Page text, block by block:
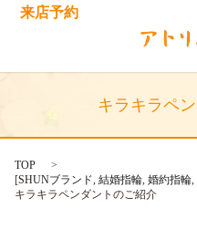
来店予約
キラキラペ
TOP
[SHUNブランド ,結婚指輪 ,婚約指輪
キラキラペンダントのご紹介